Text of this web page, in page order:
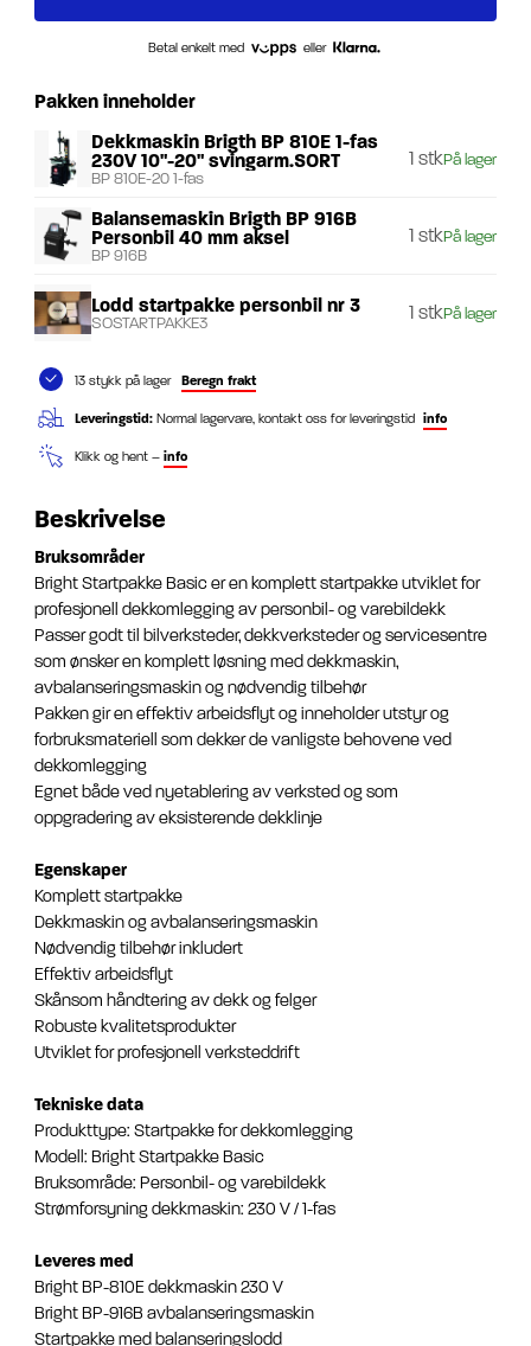
Betal enkelt med eller
Pakken inneholder
Dekkmaskin Brigth BP 810E 1-fas
230V 10"-20" svingarm.SORT
BP 810E-20 1-fas
1 stkPå lager
Balansemaskin Brigth BP 916B
Personbil 40 mm aksel
BP 916B
1 stkPå lager
Lodd startpakke personbil nr 3
SOSTARTPAKKE3 1 stkPå lager
13 stykk på lager Beregn frakt
Leveringstid: Normal lagervare, kontakt oss for leveringstid info
Klikk og hent – info
Beskrivelse
Bruksområder
Bright Startpakke Basic er en komplett startpakke utviklet for
profesjonell dekkomlegging av personbil- og varebildekk
Passer godt til bilverksteder, dekkverksteder og servicesentre
som ønsker en komplett løsning med dekkmaskin,
avbalanseringsmaskin og nødvendig tilbehør
Pakken gir en effektiv arbeidsflyt og inneholder utstyr og
forbruksmateriell som dekker de vanligste behovene ved
dekkomlegging
Egnet både ved nyetablering av verksted og som
oppgradering av eksisterende dekklinje
Egenskaper
Komplett startpakke
Dekkmaskin og avbalanseringsmaskin
Nødvendig tilbehør inkludert
Effektiv arbeidsflyt
Skånsom håndtering av dekk og felger
Robuste kvalitetsprodukter
Utviklet for profesjonell verksteddrift
Tekniske data
Produkttype: Startpakke for dekkomlegging
Modell: Bright Startpakke Basic
Bruksområde: Personbil- og varebildekk
Strømforsyning dekkmaskin: 230 V / 1-fas
Leveres med
Bright BP-810E dekkmaskin 230 V
Bright BP-916B avbalanseringsmaskin
Startpakke med balanseringslodd